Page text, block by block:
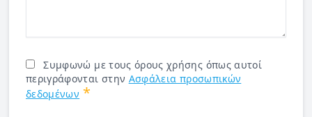
Συμφωνώ με τους όρους χρήσης όπως αυτοί
περιγράφονται στην Ασφάλεια προσωπικών
δεδομένων *